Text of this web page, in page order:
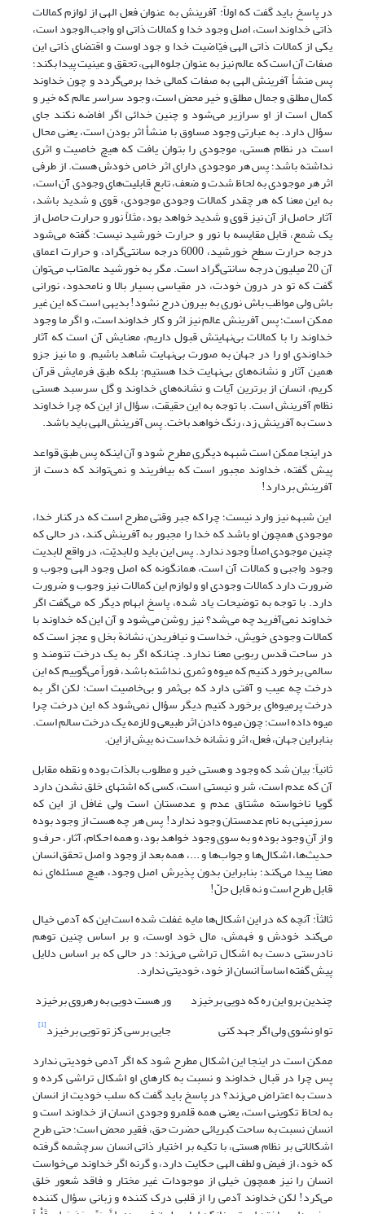
در پاسخ باید گفت که اولاً: آفرینش به عنوان فعل الهی از لوازم کمالات
ذاتی خداوند است، اصل وجود خدا و کمالات ذاتی او واجب الوجود است،
یکی از کمالات ذاتی الهی فیّاضیت خدا و جود اوست و اقتضای ذاتی این
صفات آن است که عالم نیز به عنوان جلوه الهی، تحقق و عینیت پیدا بکند؛
پس منشأ آفرینش الهی به صفات کمالی خدا برمی‌گردد و چون خداوند
کمال مطلق و جمال مطلق و خیر محض است، وجود سراسر عالم که خیر و
کمال است از او سرازیر می‌شود و چنین خدائی اگر افاضه نکند جای
سؤال دارد. به عبارتی وجود مساوق با منشأ اثر بودن است، یعنی محال
است در نظام هستی، موجودی را بتوان یافت که هیچ خاصیت و اثری
نداشته باشد؛ پس هر موجودی دارای اثر خاص خودش هست. از طرفی
اثر هر موجودی به لحاظ شدت و ضعف، تابع قابلیت‌های وجودی آن است،
به این معنا که هر چقدر کمالات وجودی موجودی، قوی و شدید باشد،
آثار حاصل از آن نیز قوی و شدید خواهد بود، مثلاً نور و حرارت حاصل از
یک شمع، قابل مقایسه با نور و حرارت خورشید نیست؛ گفته می‌شود
درجه حرارت سطح خورشید، 6000 درجه سانتی‌گراد، و حرارت اعماق
آن 20 میلیون درجه سانتی‌گراد است. مگر به خورشید عالمتاب می‌توان
گفت که تو در درون خودت، در مقیاسی بسیار بالا و نامحدود، نورانی
باش ولی مواظب باش نوری به بیرون درج نشود! بدیهی است که این غیر
ممکن است؛ پس آفرینش عالم نیز اثر و کار خداوند است، و اگر ما وجود
خداوند را با کمالات بی‌نهایتش قبول داریم، معنایش آن است که آثار
خداوندی او را در جهان به صورت بی‌نهایت شاهد باشیم. و ما نیز جزو
همین آثار و نشانه‌های بی‌نهایت خدا هستیم؛ بلکه طبق فرمایش قرآن
کریم، انسان از برترین آیات و نشانه‌های خداوند و گل سرسبد هستی
نظام آفرینش است. با توجه به این حقیقت، سؤال از این که چرا خداوند
دست به آفرینش زد، رنگ خواهد باخت. پس آفرینش الهی باید باشد.
در این‎جا ممکن است شبهه دیگری مطرح شود و آن اینکه پس طبق قواعد
پیش گفته، خداوند مجبور است که بیافریند و نمی‌تواند که دست از
آفرینش بردارد!
این شبهه نیز وارد نیست؛ چرا که جبر وقتی مطرح است که در کنار خدا،
موجودی همچون او باشد که خدا را مجبور به آفرینش کند، در حالی که
چنین موجودی اصلاً وجود ندارد. پس این باید و لابدیّت، در واقع لابدیت
وجود واجبی و کمالات آن است، همانگونه که اصل وجود الهی وجوب و
ضرورت دارد کمالات وجودی او و لوازم این کمالات نیز وجوب و ضرورت
دارد. با توجه به توضیحات یاد شده، پاسخ ابهام دیگر که می‌گفت اگر
خداوند نمی‌آفرید چه می‌شد؟ نیز روشن می‌شود و آن این که خداوند با
کمالات وجودی خویش، خداست و نیافریدن، نشانة بخل و عجز است که
در ساحت قدس ربوبی معنا ندارد. چنانکه اگر به یک درخت تنومند و
سالمی برخورد کنیم که میوه و ثمری نداشته باشد، فوراً می‌گوییم که این
درخت چه عیب و آفتی دارد که بی‌ثمر و بی‌خاصیت است؛ لکن اگر به
درخت پرمیوه‌ای برخورد کنیم دیگر سؤال نمی‌شود که این درخت چرا
میوه داده است؛ چون میوه دادن اثر طبیعی و لازمه یک درخت سالم است.
بنابراین جهان، فعل، اثر و نشانه خداست نه بیش از این.
ثانیاً: بیان شد که وجود و هستی خیر و مطلوب بالذات بوده و نقطه مقابل
آن که عدم است، شر و نیستی است، کسی که اشتهای خلق نشدن دارد
گویا ناخواسته مشتاق عدم و عدمستان است ولی غافل از این که
سرزمینی به نام عدمستان وجود ندارد! پس هر چه هست از وجود بوده
و از آنِ وجود بوده و به سوی وجود خواهد بود، و همه احکام، آثار، حرف و
حدیث‌ها، اشکال‌ها و جواب‌ها و ...، همه بعد از وجود و اصل تحقق انسان
معنا پیدا می‌کند؛ بنابراین بدون پذیرش اصل وجود، هیچ مسئله‌ای نه
قابل طرح است و نه قابل حلّ!
ثالثاً: آنچه که در این اشکال‌ها مایه غفلت شده است این که آدمی خیال
می‌کند خودش و فهمش، مال خود اوست، و بر اساس چنین توهم
نادرستی دست به اشکال تراشی می‌زند؛ در حالی ‌که بر اساس دلایل
پیش گفته اساساً انسان از خود، خودیتی ندارد.
چندین برو این ره که دویى برخیزد
ور هست دویى به رهروى برخیزد
تو او نشوى ولى اگر جهد کنى
جایى برسى کز تو تویى برخیزد[1]
ممکن است در این‎جا این اشکال مطرح شود که اگر آدمی خودیتی ندارد
پس چرا در قبال خداوند و نسبت به کارهای او اشکال تراشی کرده و
دست به اعتراض می‌زند؟ در پاسخ باید گفت که سلب خودیت از انسان
به لحاظ تکوینی است، یعنی همه قلمرو وجودی انسان از خداوند است و
انسان نسبت به ساحت کبریائی حضرت حق، فقیر محض است؛ حتی طرح
اشکالاتی بر نظام هستی، با تکیه بر اختیار ذاتی انسان سرچشمه گرفته
که خود، از فیض و لطف الهی حکایت دارد، و گرنه اگر خداوند می‌خواست
انسان را نیز همچون خیلی از موجودات غیر مختار و فاقد شعور خلق
می‌کرد! لکن خداوند آدمی را از قلبی درک کننده و زبانی سؤال کننده